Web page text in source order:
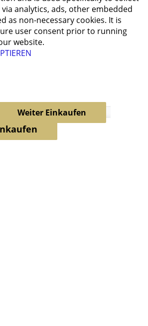
analytics, ads, other embedded
as non-necessary cookies. It is
user consent prior to running
website.
Weiter Einkaufen